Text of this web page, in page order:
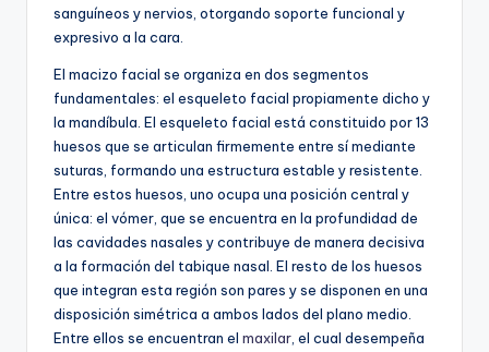
sanguíneos y nervios, otorgando soporte funcional y
expresivo a la cara.
El macizo facial se organiza en dos segmentos
fundamentales: el esqueleto facial propiamente dicho y
la mandíbula. El esqueleto facial está constituido por 13
huesos que se articulan firmemente entre sí mediante
suturas, formando una estructura estable y resistente.
Entre estos huesos, uno ocupa una posición central y
única: el vómer, que se encuentra en la profundidad de
las cavidades nasales y contribuye de manera decisiva
a la formación del tabique nasal. El resto de los huesos
que integran esta región son pares y se disponen en una
disposición simétrica a ambos lados del plano medio.
Entre ellos se encuentran el maxilar, el cual desempeña